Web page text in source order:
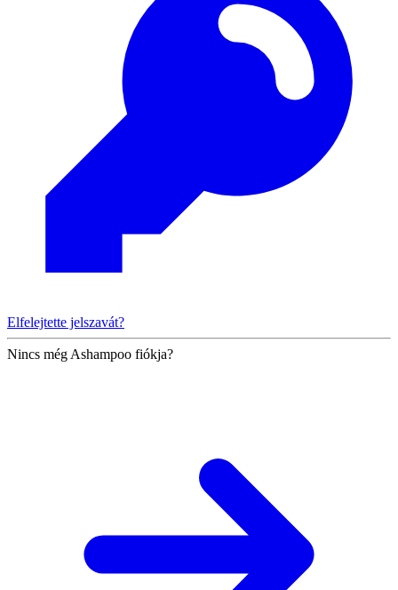
Elfelejtette jelszavát?
Nincs még Ashampoo fiókja?